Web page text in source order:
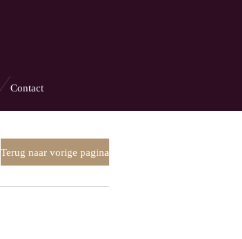
Contact
Terug naar vorige pagina